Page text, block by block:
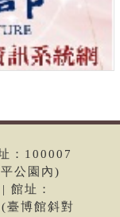
：100007
公園內)
館址：
臺博館斜對